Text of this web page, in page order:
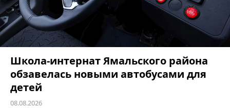
Школа-интернат Ямальского района
обзавелась новыми автобусами для
детей
08.08.2026